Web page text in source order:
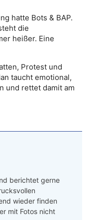
hatte Bots & BAP.
die
heißer. Eine
Protest und
taucht emotional,
und rettet damit am
berichtet gerne
wieder finden
mit Fotos nicht